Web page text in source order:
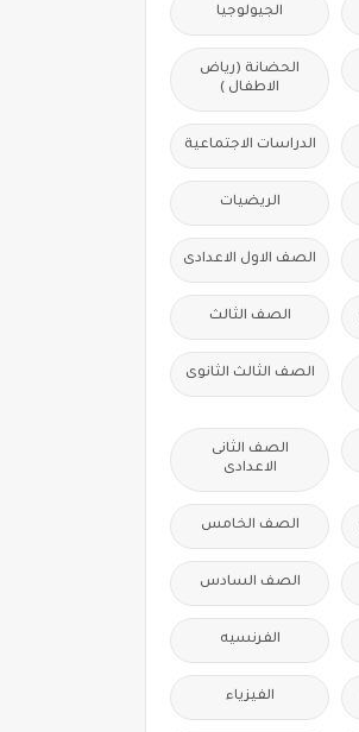
الجيولوجيا
الحضانة (رياض
الاطفال )
الدراسات الاجتماعية
الريضيات
الصف الاول الاعدادى
الصف الثالث
الصف الثالث الثانوى
الصف الثانى
الاعدادى
الصف الخامس
الصف السادس
الفرنسيه
الفيزياء